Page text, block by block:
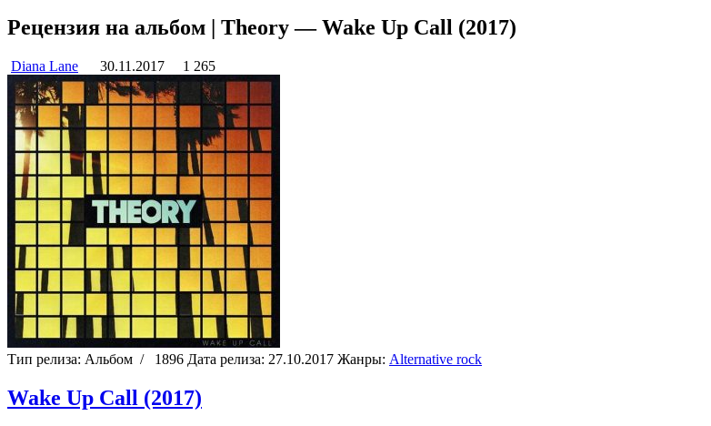
Рецензия на альбом | Theory — Wake Up Call (2017)
Diana Lane 30.11.2017 1 265
Тип релиза: Альбом / 1896 Дата релиза: 27.10.2017 Жанры: Alternative rock
Wake Up Call (2017)